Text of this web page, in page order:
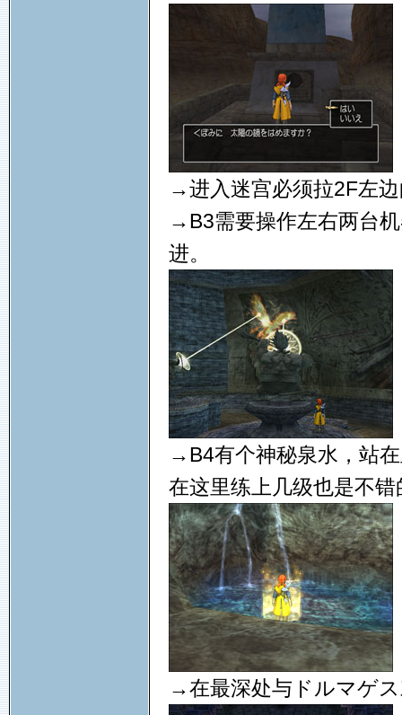
→进入迷宫必须拉2F左
→B3需要操作左右两台
进。
→B4有个神秘泉水，站
在这里练上几级也是不错
→在最深处与ドルマゲ